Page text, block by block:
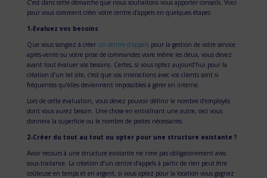
C’est dans cette démarche que nous souhaitons vous apporter conseils. Voici
pour vous comment créer votre centre d’appels en quelques étapes.
1-Evaluez vos besoins
Que vous songiez à créer un centre d’appelspour la gestion de votre service
après-vente ou votre prise de commandes voire même les deux, vous devez
avant tout évaluer vos besoins. Certes, si vous optez aujourd’hui pour la
création d’un tel site, c’est que vos interactions avec vos clients sont si
fréquentes qu’elles deviennent impossibles à gérer en interne.
Lors de cette évaluation, vous devez pouvoir définir le nombre d’employés
dont vous aurez besoin. Une chose en entraînant une autre, ceci vous
donnera la superficie ou le nombre de postes nécessaires.
2-Créer du tout au tout ou opter pour une structure existante ?
Avoir recours à une structure existante ne rime pas obligatoirement avec
sous-traitance. La création d’un centre d’appels à partir de rien peut être
coûteuse en temps et en argent, si vous optez pour la location vous gagnez